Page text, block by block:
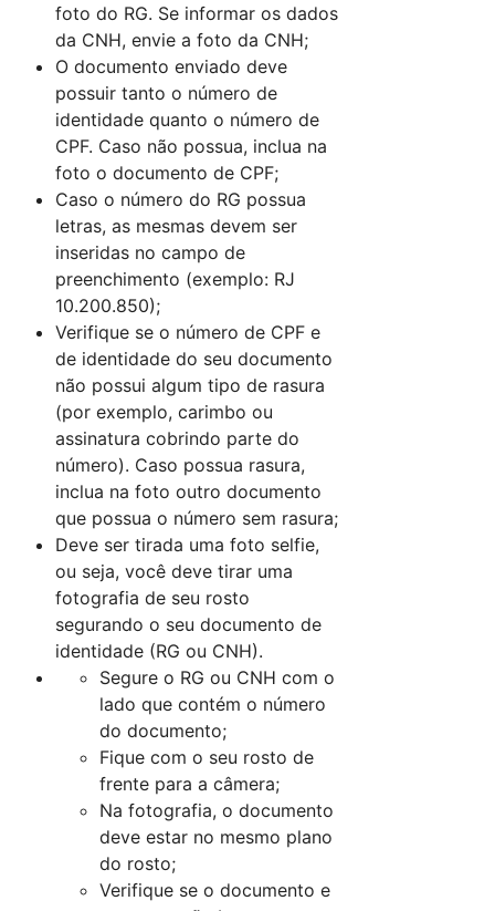
foto do RG. Se informar os dados
da CNH, envie a foto da CNH;
O documento enviado deve
possuir tanto o número de
identidade quanto o número de
CPF. Caso não possua, inclua na
foto o documento de CPF;
Caso o número do RG possua
letras, as mesmas devem ser
inseridas no campo de
preenchimento (exemplo: RJ
10.200.850);
Verifique se o número de CPF e
de identidade do seu documento
não possui algum tipo de rasura
(por exemplo, carimbo ou
assinatura cobrindo parte do
número). Caso possua rasura,
inclua na foto outro documento
que possua o número sem rasura;
Deve ser tirada uma foto selfie,
ou seja, você deve tirar uma
fotografia de seu rosto
segurando o seu documento de
identidade (RG ou CNH).
Segure o RG ou CNH com o
lado que contém o número
do documento;
Fique com o seu rosto de
frente para a câmera;
Na fotografia, o documento
deve estar no mesmo plano
do rosto;
Verifique se o documento e